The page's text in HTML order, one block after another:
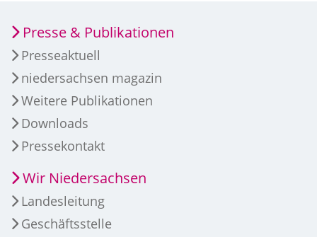
Presse & Publikationen
Presseaktuell
niedersachsen magazin
Weitere Publikationen
Downloads
Pressekontakt
Wir Niedersachsen
Landesleitung
Geschäftsstelle